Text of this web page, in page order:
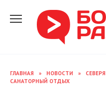
содержанию
ГЛАВНАЯ » НОВОСТИ »
САНАТОРНЫЙ ОТДЫХ